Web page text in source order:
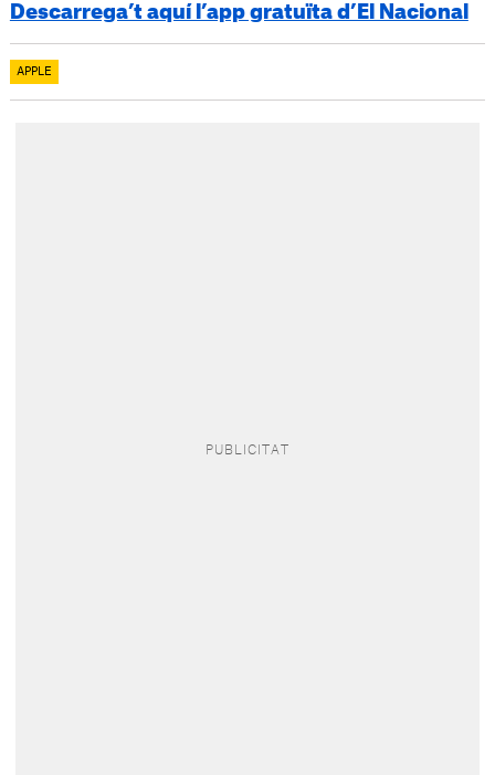
Descarrega’t aquí l’app gratuïta d’El Nacional
APPLE